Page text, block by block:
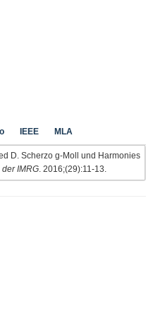
IEEE MLA
D. Scherzo g-Moll und Harmonies
IMRG . 2016;(29):11-13.